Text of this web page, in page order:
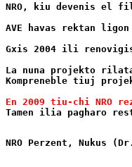
NRO, kiu devenis el
AVE havas rektan
Gxis 2004 ili renovigis
La nuna projekto
Kompreneble tiuj
En 2009 tiu-chi NRO